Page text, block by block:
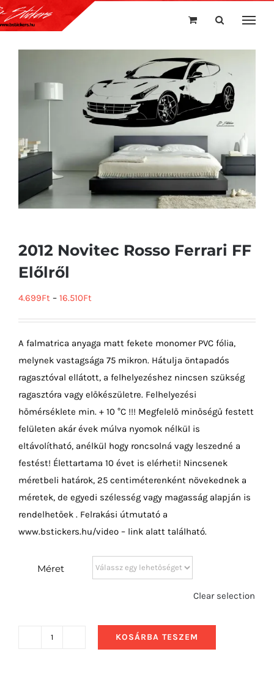
Kihagyás
2012 Novitec Rosso Ferrari FF
Előlről
4.699Ft – 16.510Ft
A falmatrica anyaga matt fekete monomer PVC fólia,
melynek vastagsága 75 mikron. Hátulja öntapadós
ragasztóval ellátott, a felhelyezéshez nincsen szükség
ragasztóra vagy előkészületre. Felhelyezési
hőmérséklete min. + 10 °C !!! Megfelelő minőségű festett
felületen akár évek múlva nyomok nélkül is
eltávolítható, anélkül hogy roncsolná vagy leszedné a
festést! Élettartama 10 évet is elérheti! Nincsenek
méretbeli határok, 25 centiméterenként növekednek a
méretek, de egyedi szélesség vagy magasság alapján is
rendelhetőek . Felrakási útmutató a
www.bstickers.hu/video – link alatt található.
Méret
Clear selection
KOSÁRBA TESZEM